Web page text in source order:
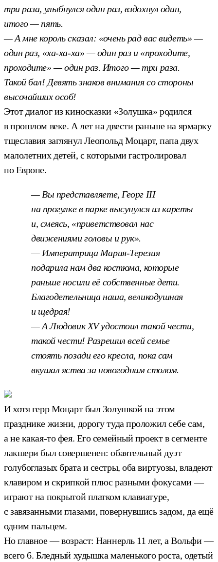
три раза, улыбнулся один раз, вздохнул один,
итого — пять.
— А мне король сказал: «очень рад вас видеть» —
один раз, «ха-ха-ха» — один раз и «проходите,
проходите» — один раз. Итого — три раза.
Такой бал! Девять знаков внимания со стороны
высочайших особ!
Этот диалог из киносказки «Золушка» родился
в прошлом веке. А лет на двести раньше на ярмарку
тщеславия заглянул Леопольд Моцарт, папа двух
малолетних детей, с которыми гастролировал
по Европе.
— Вы представляете, Георг III
на прогулке в парке высунулся из кареты
и, смеясь, «приветствовал нас
движениями головы и рук».
— Императрица Мария-Терезия
подарила нам два костюма, которые
раньше носили её собственные дети.
Благодетельница наша, великодушная
и щедрая!
— А Людовик XV удостоил такой чести,
такой чести! Разрешил всей семье
стоять позади его кресла, пока сам
вкушал яства за новогодним столом.
И хотя герр Моцарт был Золушкой на этом
празднике жизни, дорогу туда проложил себе сам,
а не какая-то фея. Его семейный проект в сегменте
лакшери был совершенен: обаятельный дуэт
голубоглазых брата и сестры, оба виртуозы, владеют
клавиром и скрипкой плюс разными фокусами —
играют на покрытой платком клавиатуре,
с завязанными глазами, повернувшись задом, да ещё
одним пальцем.
Но главное — возраст: Наннерль 11 лет, а Вольфи —
всего 6. Бледный худышка маленького роста, одетый